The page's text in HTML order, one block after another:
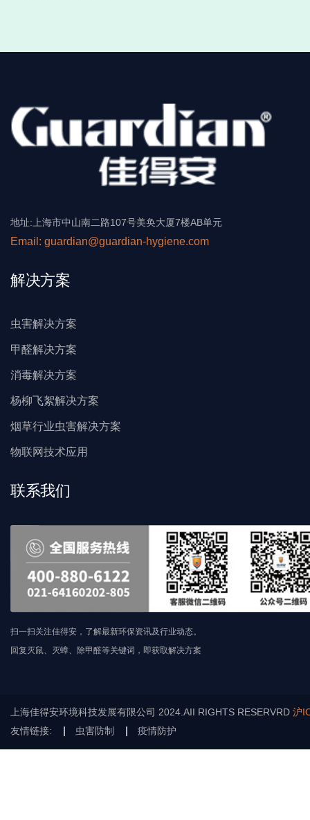
地址:上海市中山南二路107号美奂大厦7楼AB单元
Email: guardian@guardian-hygiene.com
解决方案
虫害解决方案
甲醛解决方案
消毒解决方案
杨柳飞絮解决方案
烟草行业虫害解决方案
物联网技术应用
联系我们
扫一扫关注佳得安，了解最新环保资讯及行业动态。
回复灭鼠、灭蟑、除甲醛等关键词，即获取解决方案
上海佳得安环境科技发展有限公司 2024.AII RIGHTS RESERVRD 沪
友情链接:
虫害防制 疫情防护